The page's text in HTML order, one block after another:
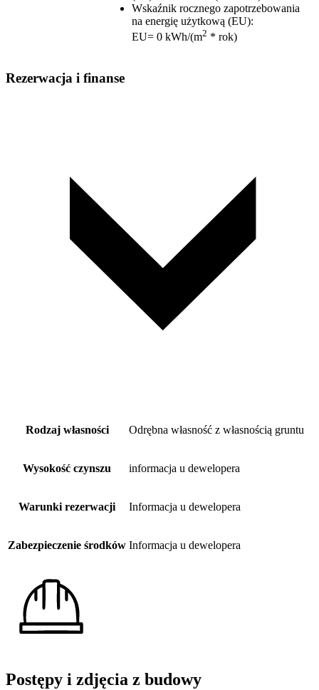
Wskaźnik rocznego zapotrzebowania
na energię użytkową (EU):
EU= 0 kWh/(m2 * rok)
Rezerwacja i finanse
Rodzaj własności Odrębna własność z własnością gruntu
Wysokość czynszu informacja u dewelopera
Warunki rezerwacji Informacja u dewelopera
Zabezpieczenie środków Informacja u dewelopera
Postępy i zdjęcia z budowy